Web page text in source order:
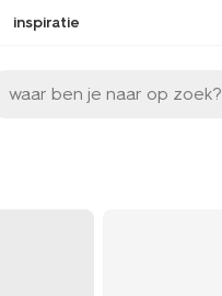
inspiratie
waar ben je naar op zoek?